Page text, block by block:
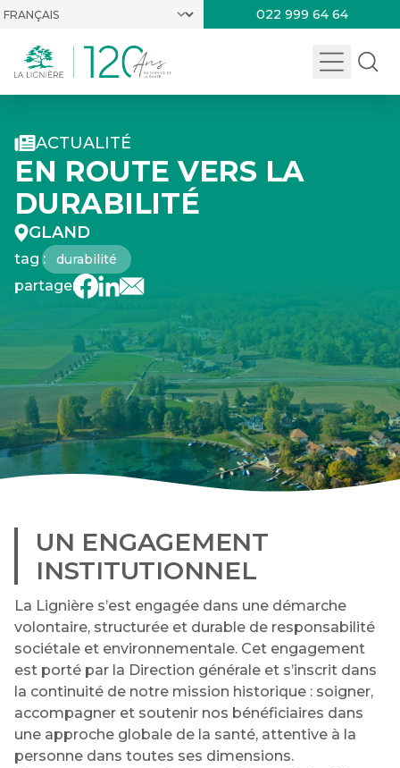
022 999 64 64
ACTUALITÉ
EN ROUTE VERS LA
DURABILITÉ
GLAND
tag : durabilité
partager :
UN ENGAGEMENT
INSTITUTIONNEL
La Lignière s’est engagée dans une démarche
volontaire, structurée et durable de responsabilité
sociétale et environnementale. Cet engagement
est porté par la Direction générale et s’inscrit dans
la continuité de notre mission historique : soigner,
accompagner et soutenir nos bénéficiaires dans
une approche globale de la santé, attentive à la
personne dans toutes ses dimensions.